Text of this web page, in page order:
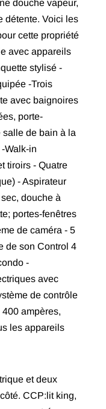
douche vapeur,
détente. Voici les
cette propriété
avec appareils
stylisé -
-Trois
avec baignoires
porte-
salle de bain à la
Walk-in
tiroirs - Quatre
- Aspirateur
douche à
portes-fenêtres
de caméra - 5
de son Control 4
-
avec
de contrôle
ampères,
les appareils
et deux
CCP:lit king,